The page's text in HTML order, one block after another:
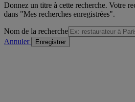
Donnez un titre à cette recherche. Votre
dans "Mes recherches enregistrées".
Nom de la recherche
Annuler